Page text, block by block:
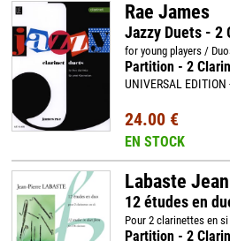
Rae James
Jazzy Duets - 2
for young players /
Partition - 2
UNIVERSAL EDITION
24.00 €
EN STOCK
Labaste
12 études en
Pour 2 clarinettes en si
Partition - 2